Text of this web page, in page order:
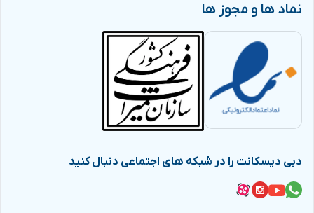
نماد ها و مجوز ها
دبی دیسکانت را در شبکه های اجتماعی دنبال کنید